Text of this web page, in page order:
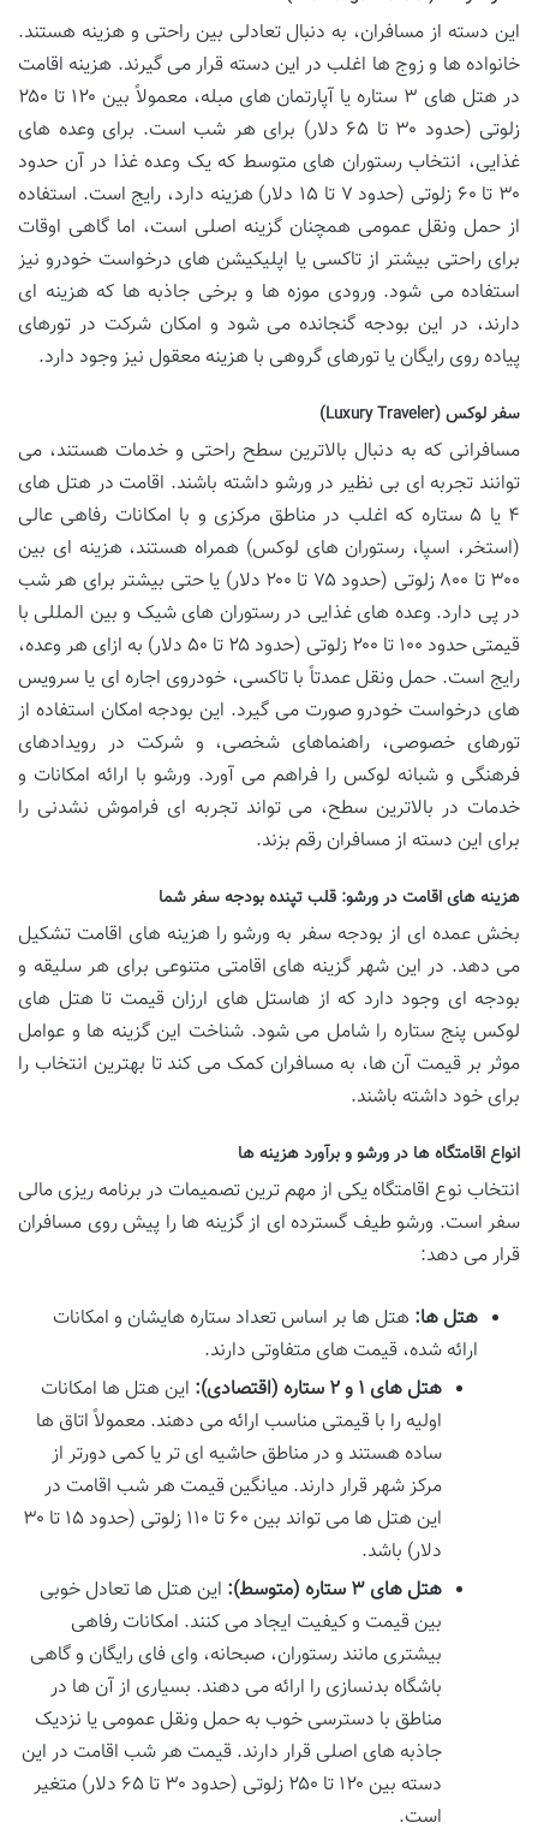
این دسته از مسافران، به دنبال تعادلی بین راحتی و هزینه هستند.
خانواده ها و زوج ها اغلب در این دسته قرار می گیرند. هزینه اقامت
در هتل های ۳ ستاره یا آپارتمان های مبله، معمولاً بین ۱۲۰ تا ۲۵۰
زلوتی (حدود ۳۰ تا ۶۵ دلار) برای هر شب است. برای وعده های
غذایی، انتخاب رستوران های متوسط که یک وعده غذا در آن حدود
۳۰ تا ۶۰ زلوتی (حدود ۷ تا ۱۵ دلار) هزینه دارد، رایج است. استفاده
از حمل ونقل عمومی همچنان گزینه اصلی است، اما گاهی اوقات
برای راحتی بیشتر از تاکسی یا اپلیکیشن های درخواست خودرو نیز
استفاده می شود. ورودی موزه ها و برخی جاذبه ها که هزینه ای
دارند، در این بودجه گنجانده می شود و امکان شرکت در تورهای
پیاده روی رایگان یا تورهای گروهی با هزینه معقول نیز وجود دارد.
سفر لوکس (Luxury Traveler)
مسافرانی که به دنبال بالاترین سطح راحتی و خدمات هستند، می
توانند تجربه ای بی نظیر در ورشو داشته باشند. اقامت در هتل های
۴ یا ۵ ستاره که اغلب در مناطق مرکزی و با امکانات رفاهی عالی
(استخر، اسپا، رستوران های لوکس) همراه هستند، هزینه ای بین
۳۰۰ تا ۸۰۰ زلوتی (حدود ۷۵ تا ۲۰۰ دلار) یا حتی بیشتر برای هر شب
در پی دارد. وعده های غذایی در رستوران های شیک و بین المللی با
قیمتی حدود ۱۰۰ تا ۲۰۰ زلوتی (حدود ۲۵ تا ۵۰ دلار) به ازای هر وعده،
رایج است. حمل ونقل عمدتاً با تاکسی، خودروی اجاره ای یا سرویس
های درخواست خودرو صورت می گیرد. این بودجه امکان استفاده از
تورهای خصوصی، راهنماهای شخصی، و شرکت در رویدادهای
فرهنگی و شبانه لوکس را فراهم می آورد. ورشو با ارائه امکانات و
خدمات در بالاترین سطح، می تواند تجربه ای فراموش نشدنی را
برای این دسته از مسافران رقم بزند.
هزینه های اقامت در ورشو: قلب تپنده بودجه سفر شما
بخش عمده ای از بودجه سفر به ورشو را هزینه های اقامت تشکیل
می دهد. در این شهر گزینه های اقامتی متنوعی برای هر سلیقه و
بودجه ای وجود دارد که از هاستل های ارزان قیمت تا هتل های
لوکس پنج ستاره را شامل می شود. شناخت این گزینه ها و عوامل
موثر بر قیمت آن ها، به مسافران کمک می کند تا بهترین انتخاب را
برای خود داشته باشند.
انواع اقامتگاه ها در ورشو و برآورد هزینه ها
انتخاب نوع اقامتگاه یکی از مهم ترین تصمیمات در برنامه ریزی مالی
سفر است. ورشو طیف گسترده ای از گزینه ها را پیش روی مسافران
قرار می دهد:
هتل ها: هتل ها بر اساس تعداد ستاره هایشان و امکانات
ارائه شده، قیمت های متفاوتی دارند.
هتل های ۱ و ۲ ستاره (اقتصادی):
این هتل ها امکانات
اولیه را با قیمتی مناسب ارائه می دهند. معمولاً اتاق ها
ساده هستند و در مناطق حاشیه ای تر یا کمی دورتر از
مرکز شهر قرار دارند. میانگین قیمت هر شب اقامت در
این هتل ها می تواند بین ۶۰ تا ۱۱۰ زلوتی (حدود ۱۵ تا ۳۰
دلار) باشد.
هتل های ۳ ستاره (متوسط):
این هتل ها تعادل خوبی
بین قیمت و کیفیت ایجاد می کنند. امکانات رفاهی
بیشتری مانند رستوران، صبحانه، وای فای رایگان و گاهی
باشگاه بدنسازی را ارائه می دهند. بسیاری از آن ها در
مناطق با دسترسی خوب به حمل ونقل عمومی یا نزدیک
جاذبه های اصلی قرار دارند. قیمت هر شب اقامت در این
دسته بین ۱۲۰ تا ۲۵۰ زلوتی (حدود ۳۰ تا ۶۵ دلار) متغیر
است.